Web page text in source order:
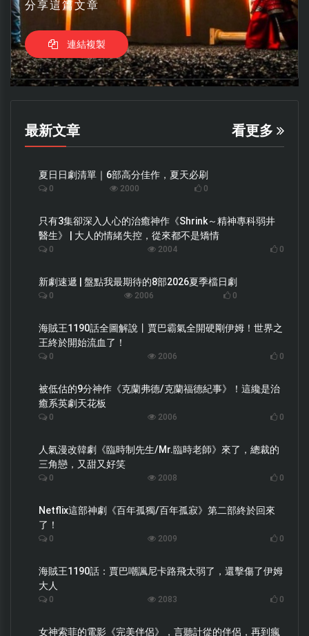
分享這篇文章
連結複製
最新文章 看更多
夏日日劇清單｜6部高分佳作，夏天必刷
0 2000 0
只有3集卻深入人心的治癒神作《Shrink～精神專科弱井
醫生》 | 大人的情緒失控，從來都不是矯情
0 2004 0
新劇速遞 | 盤點我最期待的8部2026夏季檔日劇
0 2006 0
海賊王1190話全圖解說丨賈巴霸氣全開硬剛伊姆！世界之
王終於開始流血了！
0 2006 0
被低估的9分神作《克蘭弗德/克蘭福德紀事》！這纔是治
癒系英劇天花板
0 2006 0
人氣漫改韓劇《臨時制先生/Mr.臨時老師》來了，總裁的
三角戀，又甜又好笑
0 2008 0
Netflix這部神劇《百年孤獨/百年孤寂》第二部終於回來
了！
0 2009 0
海賊王1190話：賈巴嘲諷尼卡路飛太弱了，還擊傷了伊姆
大人
0 2083 0
女神索菲的電影《完美伴侶》，言聽計從的伴侶，再到瘋